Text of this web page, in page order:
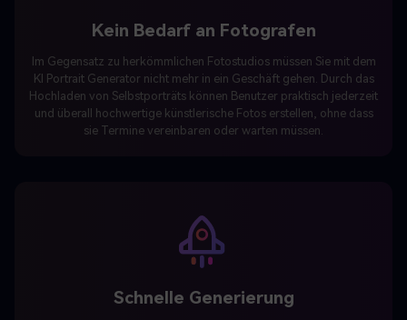
Im Gegensatz zu herkömmlichen Fotostudios müssen Sie mit dem
KI Portrait Generator nicht mehr in ein Geschäft gehen. Durch das
Hochladen von Selbstporträts können Benutzer praktisch jederzeit
und überall hochwertige künstlerische Fotos erstellen, ohne dass
sie Termine vereinbaren oder warten müssen.
Die effizienten Verarbeitungsmöglichkeiten des KI-Modells